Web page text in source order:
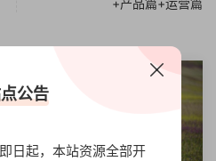
+产品篇+运营篇
公告
日起，本站资源全部开